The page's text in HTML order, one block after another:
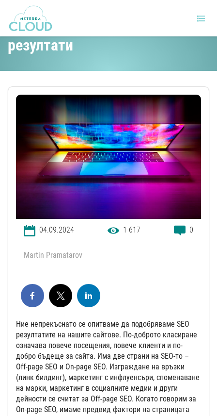
CDN за по-добри SEO
резултати
04.09.2024 1 617 0
Martin Pramatarov
Ние непрекъснато се опитваме да подобряваме SEO
резултатите на нашите сайтове. По-доброто класиране
означава повече посещения, повече клиенти и по-
добро бъдеще за сайта. Има две страни на SEO-то –
Off-page SEO и On-page SEO. Изграждане на връзки
(линк билдинг), маркетинг с инфлуенсъри, споменаване
на марки, маркетинг в социалните медии и други
дейности се считат за Off-page SEO. Когато говорим за
On-page SEO, имаме предвид фактори на страницата